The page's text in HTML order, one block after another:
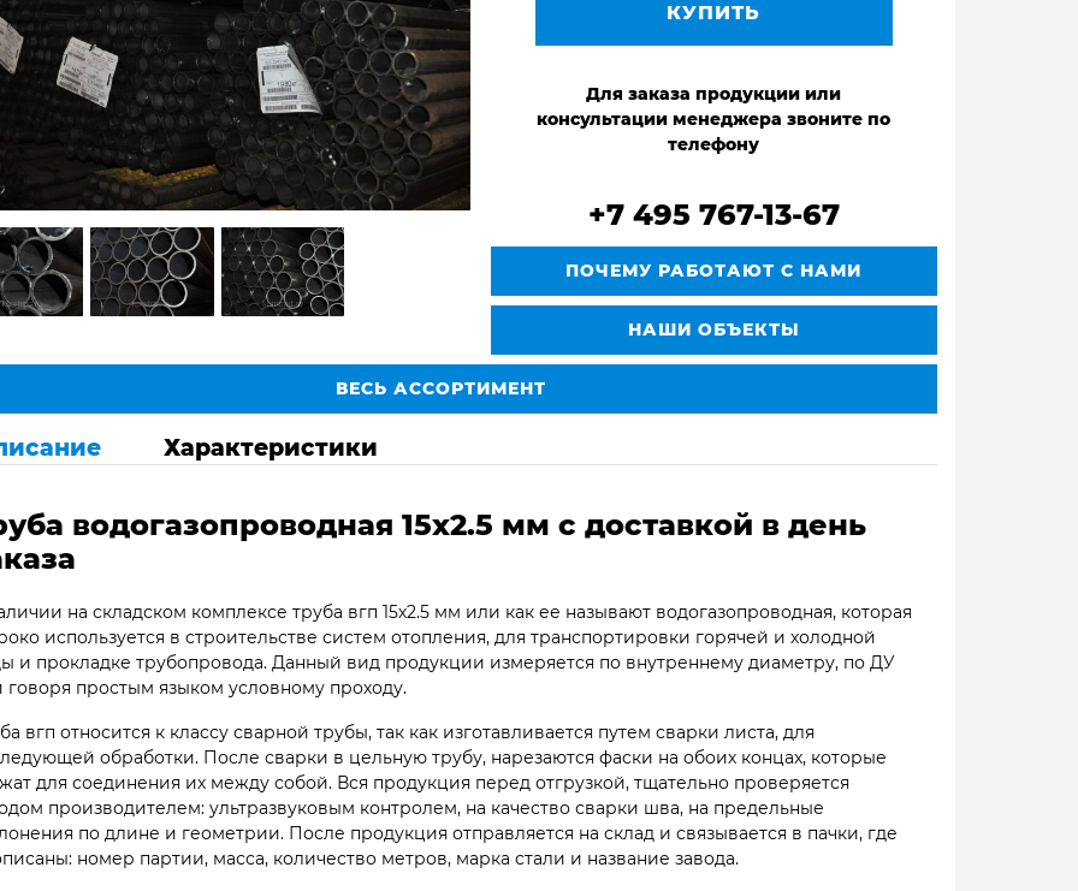
КУПИТЬ
Для заказа продукции или
консультации менеджера звоните по
телефону
+7 495 767-13-67
ПОЧЕМУ РАБОТАЮТ С НАМИ
НАШИ ОБЪЕКТЫ
ВЕСЬ АССОРТИМЕНТ
Характеристики
водогазопроводная 15х2.5 мм с доставкой в день
на складском комплексе труба вгп 15х2.5 мм или как ее называют водогазопроводная, которая
используется в строительстве систем отопления, для транспортировки горячей и холодной
и прокладке трубопровода. Данный вид продукции измеряется по внутреннему диаметру, по ДУ
говоря простым языком условному проходу.
вгп относится к классу сварной трубы, так как изготавливается путем сварки листа, для
обработки. После сварки в цельную трубу, нарезаются фаски на обоих концах, которые
для соединения их между собой. Вся продукция перед отгрузкой, тщательно проверяется
производителем: ультразвуковым контролем, на качество сварки шва, на предельные
по длине и геометрии. После продукция отправляется на склад и связывается в пачки, где
номер партии, масса, количество метров, марка стали и название завода.